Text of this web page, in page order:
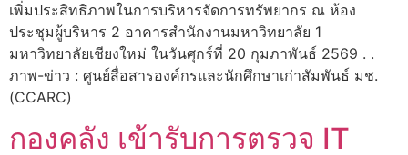
เพิ่มประสิทธิภาพในการบริหารจัดการทรัพยากร ณ ห้อง
ประชุมผู้บริหาร 2 อาคารสำนักงานมหาวิทยาลัย 1
มหาวิทยาลัยเชียงใหม่ ในวันศุกร์ที่ 20 กุมภาพันธ์ 2569 . .
ภาพ-ข่าว : ศูนย์สื่อสารองค์กรและนักศึกษาเก่าสัมพันธ์ มช.
(CCARC)
กองคลัง เข้ารับการตรวจ IT